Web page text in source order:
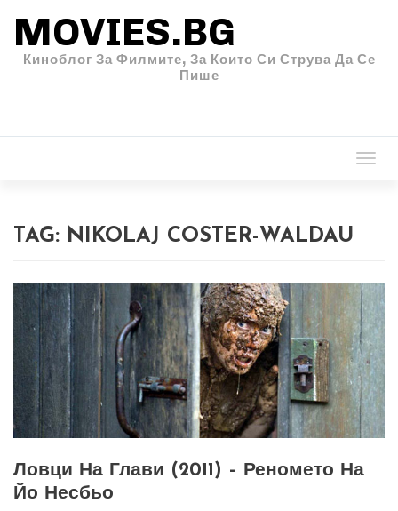
MOVIES.BG
Киноблог За Филмите, За Които Си Струва Да Се
Пише
TAG: NIKOLAJ COSTER-WALDAU
Ловци На Глави (2011) – Реномето На
Йо Несбьо